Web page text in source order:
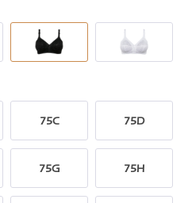
75C 75D
75G 75H